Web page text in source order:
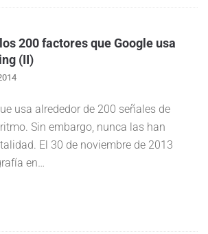
200 factores que Google usa
(II)
usa alrededor de 200 señales de
Sin embargo, nunca las han
El 30 de noviembre de 2013
en…